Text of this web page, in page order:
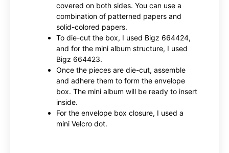
covered on both sides. You can use a
combination of patterned papers and
solid-colored papers.
To die-cut the box, I used Bigz 664424,
and for the mini album structure, I used
Bigz 664423.
Once the pieces are die-cut, assemble
and adhere them to form the envelope
box. The mini album will be ready to insert
inside.
For the envelope box closure, I used a
mini Velcro dot.